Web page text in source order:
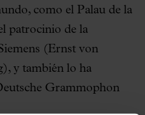
como el Palau de la
patrocinio de la
(Ernst von
y también lo ha
Grammophon